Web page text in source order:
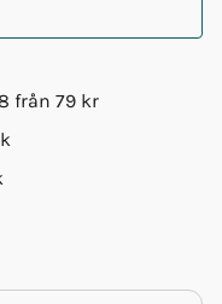
från 79 kr